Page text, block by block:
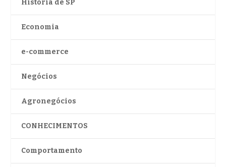
História de SP
Economia
e-commerce
Negócios
Agronegócios
CONHECIMENTOS
Comportamento